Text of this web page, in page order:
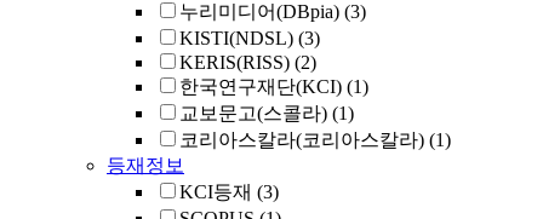
누리미디어(DBpia) (3)
KISTI(NDSL) (3)
KERIS(RISS) (2)
한국연구재단(KCI) (1)
교보문고(스콜라) (1)
코리아스칼라(코리아스칼라) (1)
등재정보
KCI등재 (3)